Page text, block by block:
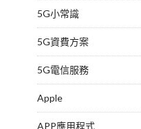
5G小常識
5G資費方案
5G電信服務
Apple
APP應用程式